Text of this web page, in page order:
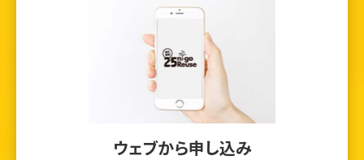
ウェブから申し込み